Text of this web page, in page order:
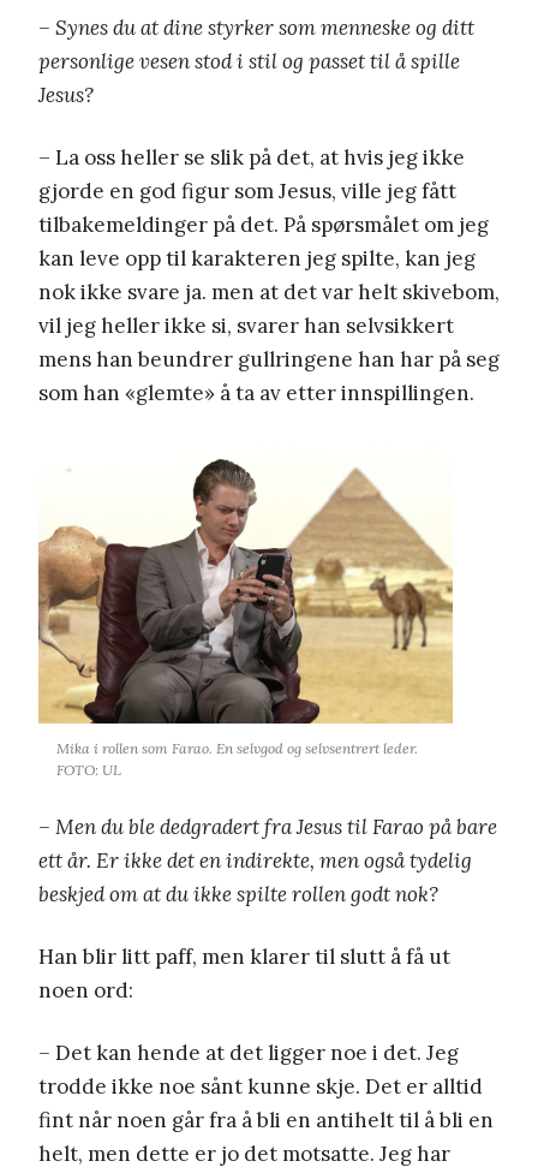
– Synes du at dine styrker som menneske og ditt
personlige vesen stod i stil og passet til å spille
Jesus?
– La oss heller se slik på det, at hvis jeg ikke
gjorde en god figur som Jesus, ville jeg fått
tilbakemeldinger på det. På spørsmålet om jeg
kan leve opp til karakteren jeg spilte, kan jeg
nok ikke svare ja. men at det var helt skivebom,
vil jeg heller ikke si, svarer han selvsikkert
mens han beundrer gullringene han har på seg
som han «glemte» å ta av etter innspillingen.
Mika i rollen som Farao. En selvgod og selvsentrert leder.
FOTO: UL
– Men du ble dedgradert fra Jesus til Farao på bare
ett år. Er ikke det en indirekte, men også tydelig
beskjed om at du ikke spilte rollen godt nok?
Han blir litt paff, men klarer til slutt å få ut
noen ord:
– Det kan hende at det ligger noe i det. Jeg
trodde ikke noe sånt kunne skje. Det er alltid
fint når noen går fra å bli en antihelt til å bli en
helt, men dette er jo det motsatte. Jeg har